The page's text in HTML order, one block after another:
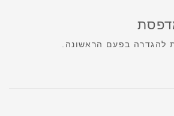
להגדרה בפעם הראשונה.